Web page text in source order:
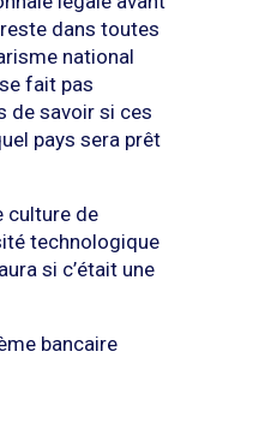
dans toutes
national
fait pas
de savoir si ces
pays sera prêt
culture de
technologique
si c’était une
bancaire